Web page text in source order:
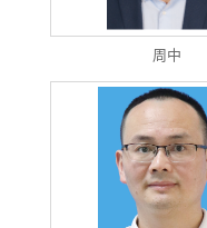
周中